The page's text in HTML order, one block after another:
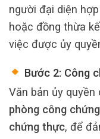
người đại diện
hoặc đồng thừa
việc được ủy
Bước 2: Công
Văn bản ủy
phòng công chứng
chứng thực, để